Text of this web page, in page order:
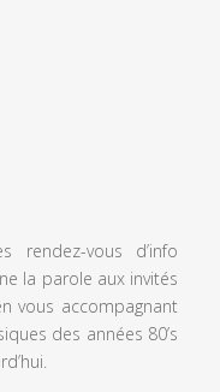
rendez-vous d’info
la parole aux invités
vous accompagnant
des années 80’s